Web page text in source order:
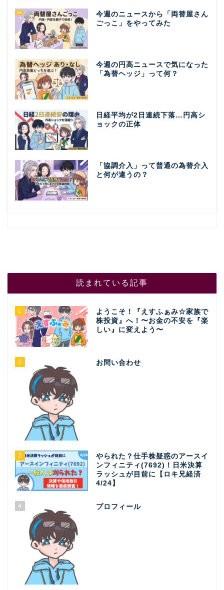
今週のニュースから「両替屋さん
ごっこ」をやってみた
今週の円高ニュースで気になった
「為替ヘッジ」って何？
日経平均が2日連続下落…円高シ
ョックの正体
「協調介入」って普通の為替介入
と何が違うの？
読まれている記事
1
ようこそ！『えすふぁみ☆家族で
株投資』へ！〜お金の不安を『楽
しい』に変えよう〜
2 お問い合わせ
3
やられた？仕手株疑惑のアースイ
ンフィニティ(7692)！日米決算
ラッシュが目前に【ロキ兄経済
4/24】
4 プロフィール